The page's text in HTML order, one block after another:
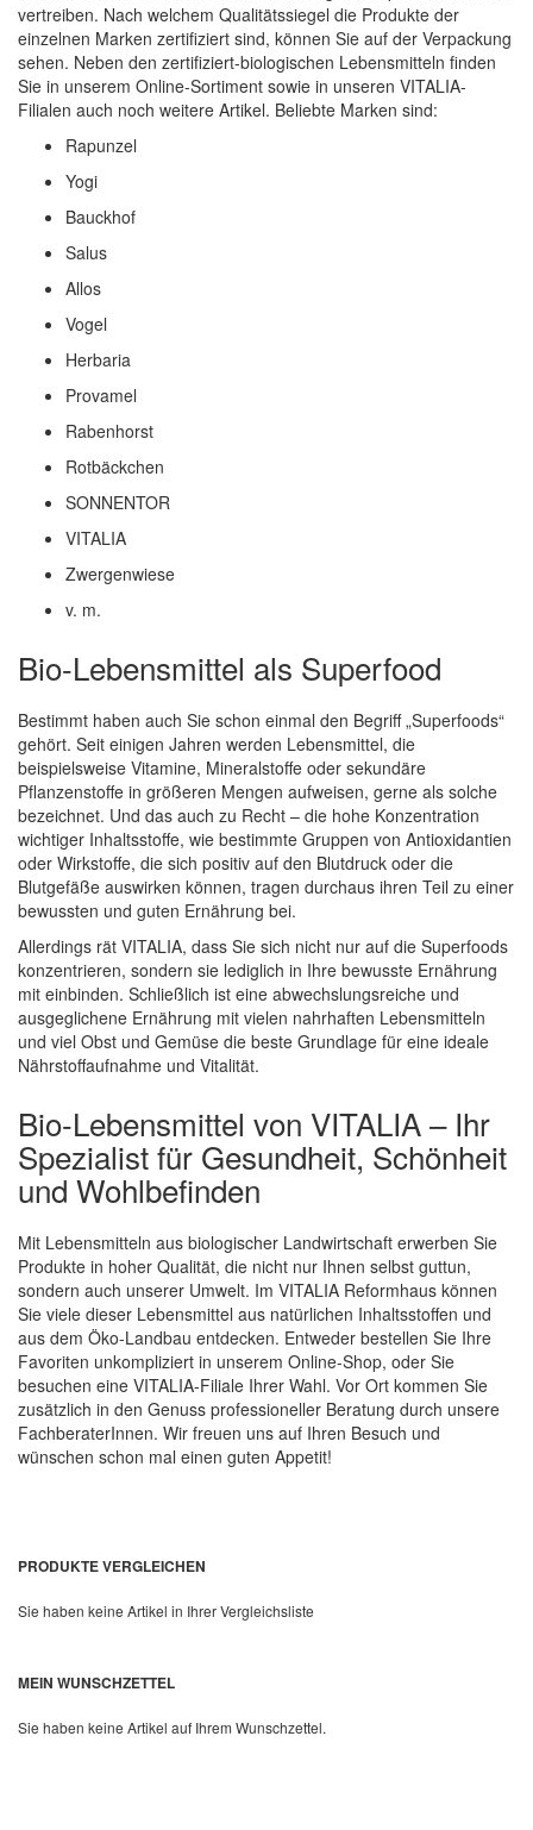
vertreiben. Nach welchem Qualitätssiegel die Produkte der
einzelnen Marken zertifiziert sind, können Sie auf der Verpackung
sehen. Neben den zertifiziert-biologischen Lebensmitteln finden
Sie in unserem Online-Sortiment sowie in unseren VITALIA-
Filialen auch noch weitere Artikel. Beliebte Marken sind:
Rapunzel
Yogi
Bauckhof
Salus
Allos
Vogel
Herbaria
Provamel
Rabenhorst
Rotbäckchen
SONNENTOR
VITALIA
Zwergenwiese
v. m.
Bio-Lebensmittel als Superfood
Bestimmt haben auch Sie schon einmal den Begriff „Superfoods“
gehört. Seit einigen Jahren werden Lebensmittel, die
beispielsweise Vitamine, Mineralstoffe oder sekundäre
Pflanzenstoffe in größeren Mengen aufweisen, gerne als solche
bezeichnet. Und das auch zu Recht – die hohe Konzentration
wichtiger Inhaltsstoffe, wie bestimmte Gruppen von Antioxidantien
oder Wirkstoffe, die sich positiv auf den Blutdruck oder die
Blutgefäße auswirken können, tragen durchaus ihren Teil zu einer
bewussten und guten Ernährung bei.
Allerdings rät VITALIA, dass Sie sich nicht nur auf die Superfoods
konzentrieren, sondern sie lediglich in Ihre bewusste Ernährung
mit einbinden. Schließlich ist eine abwechslungsreiche und
ausgeglichene Ernährung mit vielen nahrhaften Lebensmitteln
und viel Obst und Gemüse die beste Grundlage für eine ideale
Nährstoffaufnahme und Vitalität.
Bio-Lebensmittel von VITALIA – Ihr
Spezialist für Gesundheit, Schönheit
und Wohlbefinden
Mit Lebensmitteln aus biologischer Landwirtschaft erwerben Sie
Produkte in hoher Qualität, die nicht nur Ihnen selbst guttun,
sondern auch unserer Umwelt. Im VITALIA Reformhaus können
Sie viele dieser Lebensmittel aus natürlichen Inhaltsstoffen und
aus dem Öko-Landbau entdecken. Entweder bestellen Sie Ihre
Favoriten unkompliziert in unserem Online-Shop, oder Sie
besuchen eine VITALIA-Filiale Ihrer Wahl. Vor Ort kommen Sie
zusätzlich in den Genuss professioneller Beratung durch unsere
FachberaterInnen. Wir freuen uns auf Ihren Besuch und
wünschen schon mal einen guten Appetit!
PRODUKTE VERGLEICHEN
Sie haben keine Artikel in Ihrer Vergleichsliste
MEIN WUNSCHZETTEL
Sie haben keine Artikel auf Ihrem Wunschzettel.